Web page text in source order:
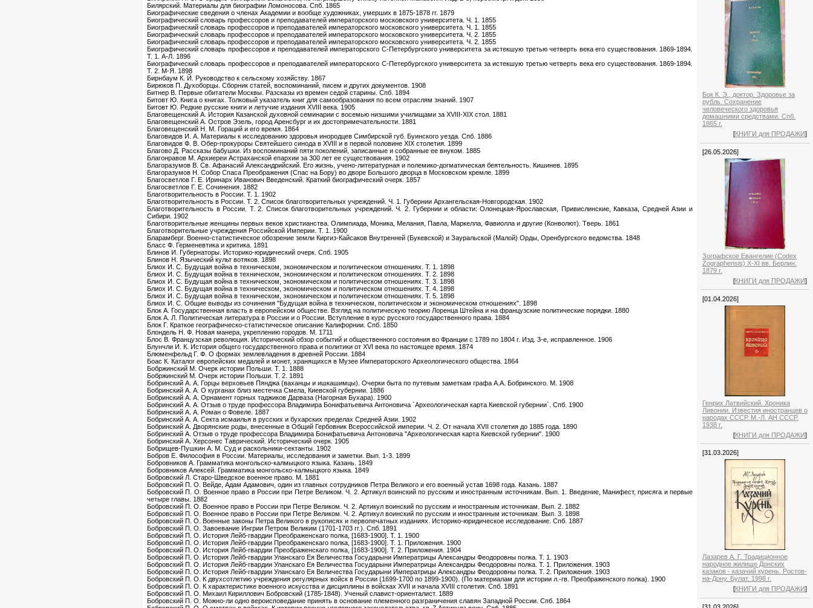
Билярский. Материалы для биографии Ломоносова. Спб. 1865
Биографические сведения о членах Академии и вообще художниках, умерших в 1875-1878 гг. 1879
Биографический словарь профессоров и преподавателей императорского московского университета. Ч. 1. 1855
Биографический словарь профессоров и преподавателей императорского московского университета. Ч. 1. 1855
Биографический словарь профессоров и преподавателей императорского московского университета. Ч. 2. 1855
Биографический словарь профессоров и преподавателей императорского московского университета. Ч. 2. 1855
Биографический словарь профессоров и преподавателей императорского С-Петербургского университета за истекшую третью четверть века его существования. 1869-1894.
Т. 1. А-Л. 1896
Биографический словарь профессоров и преподавателей императорского С-Петербургского университета за истекшую третью четверть века его существования. 1869-1894.
Т. 2. М-Я. 1898
Бирнбаум К. Й. Руководство к сельскому хозяйству. 1867
Бирюков П. Духоборцы. Сборник статей, воспоминаний, писем и других документов. 1908
Битнер В. Первые обитатели Москвы. Разсказы из времен седой старины. Спб. 1894
Битовт Ю. Книга о книгах. Толковый указатель книг для самообразования по всем отраслям знаний. 1907
Битовт Ю. Редкие русские книги и летучие издания XVIII века. 1905
Благовещенский А. История Казанской духовной семинарии с восемью низшими училищами за XVIII-XIX стол. 1881
Благовещенский А. Остров Эзель, город Аренсбург и их достопримечательности. 1881
Благовещенский Н. М. Гораций и его время. 1864
Благовидов И. А. Материалы к исследованию здоровья инородцев Симбирской губ. Буинского уезда. Спб. 1886
Благовидов Ф. В. Обер-прокуроры Святейшего синода в XVIII и в первой половине XIX столетия. 1899
Благово Д. Рассказы бабушки. Из воспоминаний пяти поколений, записанные и собранные ее внуком. 1885
Благонравов М. Архиереи Астраханской епархии за 300 лет ее существования. 1902
Благоразумов В. Св. Афанасий Александрийский. Его жизнь, учено-литературная и полемико-догматическая беятельность. Кишинев. 1895
Благоразумов Н. Собор Спаса Преображения (Спас на Бору) во дворе Большого дворца в Московском кремле. 1899
Благосветлов Г. Е. Иринарх Иванович Введенский. Краткий биографический очерк. 1857
Благосветлов Г. Е. Сочинения. 1882
Благотворительность в России. Т. 1. 1902
Благотворительность в России. Т. 2. Список благотворительных учреждений. Ч. 1. Губернии Архангельская-Новгородская. 1902
Благотворительность в России. Т. 2. Список благотворительных учреждений. Ч. 2. Губернии и области: Олонецкая-Ярославская, Привислинские, Кавказа, Средней Азии и
Сибири. 1902
Благотворительные женщины первых веков христианства. Олимпиада, Моника, Мелания, Павла, Маркелла, Фавиолла и другие (Конволют). Тверь. 1861
Благотворительные учреждения Российской Империи. Т. 1. 1900
Бларамберг. Военно-статистическое обозрение земли Киргиз-Кайсаков Внутренней (Букевской) и Зауральской (Малой) Орды, Оренбургского ведомства. 1848
Бласс Ф. Герменевтика и критика. 1891
Блинов И. Губернаторы. Историко-юридический очерк. Спб. 1905
Блинов Н. Языческий культ вотяков. 1898
Блиох И. С. Будущая война в техническом, экономическом и политическом отношениях. Т. 1. 1898
Блиох И. С. Будущая война в техническом, экономическом и политическом отношениях. Т. 2. 1898
Блиох И. С. Будущая война в техническом, экономическом и политическом отношениях. Т. 3. 1898
Блиох И. С. Будущая война в техническом, экономическом и политическом отношениях. Т. 4. 1898
Блиох И. С. Будущая война в техническом, экономическом и политическом отношениях. Т. 5. 1898
Блиох И. С. Общие выводы из сочинения "Будущая война в техническом, политическом и экономическом отношениях". 1898
Блок А. Государственная власть в европейском обществе. Взгляд на политическую теорию Лоренца Штейна и на французские политические порядки. 1880
Блок А. Л. Политическая литература в России и о России. Вступление в курс русского государственного права. 1884
Блок Г. Краткое географическо-статистическое описание Калифорнии. Спб. 1850
Блондель Н. Ф. Новая манера, укреплению городов. М. 1711
Блос В. Французская революция. Исторический обзор событий и общественного состояния во Франции с 1789 по 1804 г. Изд. 3-е, исправленное. 1906
Блунчли И. К. История общего государственного права и политики от XVI века по настоящее время. 1874
Блюменфельд Г. Ф. О формах землевладения в древней России. 1884
Боас К. Каталог европейских медалей и монет, хранящихся в Музее Императорского Археологического общества. 1864
Бобржинский М. Очерк истории Польши. Т. 1. 1888
Бобржинский М. Очерк истории Польши. Т. 2. 1891
Бобринский А. А. Горцы верховьев Пянджа (ваханцы и ишкашимцы). Очерки быта по путевым заметкам графа А.А. Бобринского. М. 1908
Бобринский А. А. О курганах близ местечка Смела, Киевской губернии. 1886
Бобринский А. А. Орнамент горных таджиков Дарваза (Нагорная Бухара). 1900
Бобринский А. А. Отзыв о труде профессора Владимира Бонифатьевича Антоновича `Археологическая карта Киевской губернии`. Спб. 1900
Бобринский А. А. Роман о Фовеле. 1887
Бобринский А. А. Секта исмаилья в русских и бухарских пределах Средней Азии. 1902
Бобринский А. Дворянские роды, внесенные в Общий Гербовник Всероссийской империи. Ч. 2. От начала XVII столетия до 1885 года. 1890
Бобринский А. Отзыв о труде профессора Владимира Бонифатьевича Антоновича "Археологическая карта Киевской губернии". 1900
Бобринский А. Херсонес Таврический. Исторический очерк. 1905
Бобрищев-Пушкин А. М. Суд и раскольники-сектанты. 1902
Бобров Е. Философия в России. Материалы, исследования и заметки. Вып. 1-3. 1899
Бобровников А. Грамматика монгольско-калмыцкого языка. Казань. 1849
Бобровников Алексей. Грамматика монгольско-калмыцкого языка. 1849
Бобровский Л. Старо-Шведское военное право. М. 1881
Бобровский П. О. Вейде, Адам Адамович, один из главных сотрудников Петра Великого и его военный устав 1698 года. Казань. 1887
Бобровский П. О. Военное право в России при Петре Великом. Ч. 2. Артикул воинский по русским и иностранным источникам. Вып. 1. Введение, Манифест, присяга и первые
четыре главы. 1882
Бобровский П. О. Военное право в России при Петре Великом. Ч. 2. Артикул воинский по русским и иностранным источникам. Вып. 2. 1882
Бобровский П. О. Военное право в России при Петре Великом. Ч. 2. Артикул воинский по русским и иностранным источникам. Вып. 3. 1898
Бобровский П. О. Военные законы Петра Великого в рукописях и первопечатных изданиях. Историко-юридическое исследование. Спб. 1887
Бобровский П. О. Завоевание Ингрии Петром Великим (1701-1703 гг.). Спб. 1891
Бобровский П. О. История Лейб-гвардии Преображенскаго полка, [1683-1900]. Т. 1. 1900
Бобровский П. О. История Лейб-гвардии Преображенскаго полка, [1683-1900]. Т. 1. Приложения. 1900
Бобровский П. О. История Лейб-гвардии Преображенскаго полка, [1683-1900]. Т. 2. Приложения. 1904
Бобровский П. О. История Лейб-гвардии Уланскаго Eя Величества Государыни Императрицы Александры Феодоровны полка. Т. 1. 1903
Бобровский П. О. История Лейб-гвардии Уланскаго Eя Величества Государыни Императрицы Александры Феодоровны полка. Т. 1. Приложения. 1903
Бобровский П. О. История Лейб-гвардии Уланскаго Eя Величества Государыни Императрицы Александры Феодоровны полка. Т. 2. Приложения. 1903
Бобровский П. О. К двухсотлетию учреждения регулярных войск в России (1699-1700 по 1899-1900). (По материалам для истории л.-гв. Преображенского полка). 1900
Бобровский П. О. К характеристике военного искусства и дисциплины в войсках XVII и начала XVIII столетия. Спб. 1891
Бобровский П. О. Михаил Кириллович Бобровский (1785-1848). Ученый славист-ориенталист. 1889
Бобровский П. О. Можно-ли одно вероисповедание принять в основание племенного разграничения славян Западной России. Спб. 1864
Бок К. Э., доктор. Здоровье за
рубль. Сохранение
человеческого здоровья
домашними средствами. Спб.
1865 г.
[КНИГИ для ПРОДАЖИ]
[26.05.2026]
Зографское Евангелие (Codex
Zographensis) X-XI вв. Берлин.
1879 г.
[КНИГИ для ПРОДАЖИ]
[01.04.2026]
Генрих Латвийский. Хроника
Ливонии. Известия иностранцев о
народах СССР. М.-Л. АН СССР.
1938 г.
[КНИГИ для ПРОДАЖИ]
[31.03.2026]
Лазарев А. Г. Традиционное
народное жилище Донских
казаков - казачий курень. Ростов-
на-Дону. Булат. 1998 г.
[КНИГИ для ПРОДАЖИ]